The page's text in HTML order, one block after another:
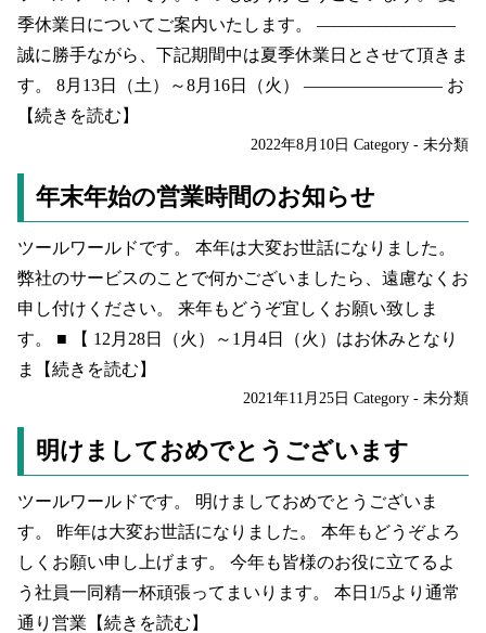
季休業日についてご案内いたします。 ————————
誠に勝手ながら、下記期間中は夏季休業日とさせて頂きま
す。 8月13日（土）～8月16日（火） ———————— お
【続きを読む】
2022年8月10日 Category - 未分類
年末年始の営業時間のお知らせ
ツールワールドです。 本年は大変お世話になりました。
弊社のサービスのことで何かございましたら、遠慮なくお
申し付けください。 来年もどうぞ宜しくお願い致しま
す。 ■ 【 12月28日（火）～1月4日（火）はお休みとなり
ま
【続きを読む】
2021年11月25日 Category - 未分類
明けましておめでとうございます
ツールワールドです。 明けましておめでとうございま
す。 昨年は大変お世話になりました。 本年もどうぞよろ
しくお願い申し上げます。 今年も皆様のお役に立てるよ
う社員一同精一杯頑張ってまいります。 本日1/5より通常
通り営業 【続きを読む】